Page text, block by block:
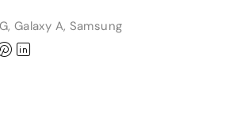
, Galaxy A, Samsung